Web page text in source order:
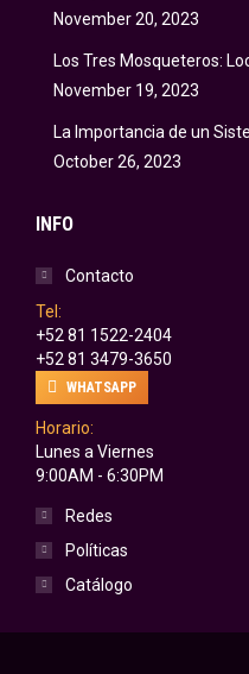
November 20, 2023
Los Tres Mosqueteros:
November 19, 2023
La Importancia de un
October 26, 2023
INFO
Contacto
Tel:
+52 81 1522-2404
+52 81 3479-3650
WHATSAPP
Horario:
Lunes a Viernes
9:00AM - 6:30PM
Redes
Políticas
Catálogo